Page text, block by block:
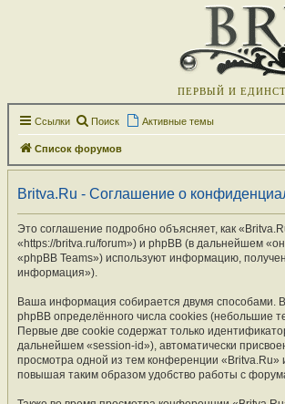
ПЕРВЫЙ И
Ссылки Поиск Активные темы
Список форумов
Britva.Ru - Соглашение о
Это соглашение подробно объясняет, как
«https://britva.ru/forum») и phpBB (в дальнейшем
«phpBB Teams») используют информацию,
информация»).
Ваша информация собирается двумя способами.
phpBB определённого числа cookies (небольшие
Первые две cookie содержат только
дальнейшем «session-id»), автоматически
просмотра одной из тем конференции
повышая таким образом удобство работы с